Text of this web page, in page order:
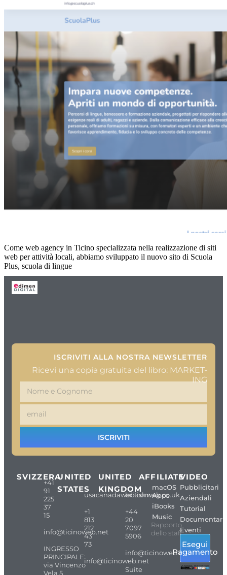
Come web agency in Ticino specializzata nella realizzazione di siti
web per attività locali, abbiamo sviluppato il nuovo sito di Scuola
Plus, scuola di lingue
Successivo
ISCRIVITI ALLA NOSTRA NEWSLETTER
Ricevi una copia gratuita del libro: MARKET-
ING
ISCRIVITI
SVIZZERA
+41
91
225
37
15
info@ticinoweb.net
INGRESSO
PRINCIPALE:
via Vincenzo
Vela 5
UNITED
STATES
usacanadaweb.com
+1
813
212
43
73
info@ticinoweb.net
UNITED
KINGDOM
britishweb.co.uk
+44
20
7097
5906
info@ticinoweb.net
Suite
AFFILIATE
macOS
Apps
iBooks
Music
Rapporto
dello staff
VIDEO
Pubblicitari
Aziendali
Tutorial
Documentari
Eventi
Esegui
Pagamento